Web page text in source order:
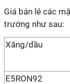
Giá bán lẻ các
trường như sau:
Xăng/dầu
E5RON92